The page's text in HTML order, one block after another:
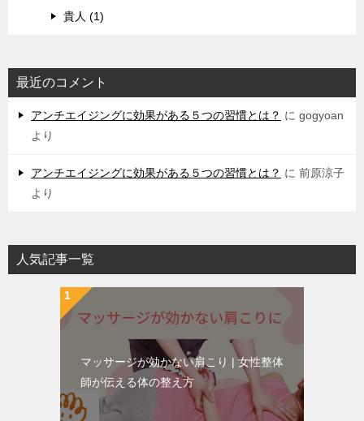
貴人 (1)
最近のコメント
アンチエイジングに効果がある５つの習慣とは？ に gogyoan
より
アンチエイジングに効果がある５つの習慣とは？ に 前原涼子
より
人気記事一覧
マッサージが効かない肩こり | 女性整体
師が伝える体の整え方